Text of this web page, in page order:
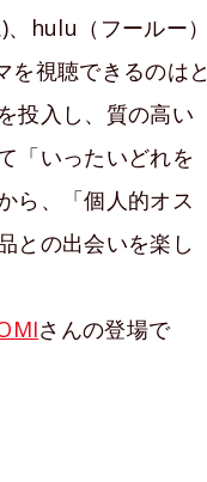
hulu（フールー）
視聴できるのはと
投入し、質の高い
「いったいどれを
ら、「個人的オス
との出会いを楽し
さんの登場で